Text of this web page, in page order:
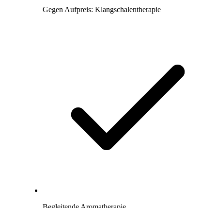
Gegen Aufpreis: Klangschalentherapie